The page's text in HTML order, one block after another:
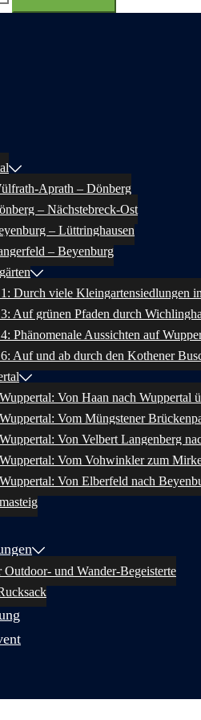
Aprath – Dönberg
– Nächstebreck-Ost
– Lüttringhausen
– Beyenburg
Durch viele Kleingartensiedlungen
Auf grünen Pfaden durch
Phänomenale Aussichten auf
Auf und ab durch den Kothener
Von Haan nach Wuppertal
Vom Müngstener
Von Velbert Langenberg
Vom Vohwinkler zum
Von Elberfeld nach
Outdoor- und Wander-Begeisterte